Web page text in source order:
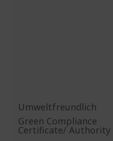
Umweltfreundlich
Green Compliance
Certificate/ Authority